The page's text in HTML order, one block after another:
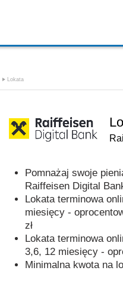
Lokata
Pomnażaj swoje
Raiffeisen Digital
Lokata terminowa
miesięcy -
zł
Lokata terminowa
3,6, 12 miesięcy -
Minimalna kwota na